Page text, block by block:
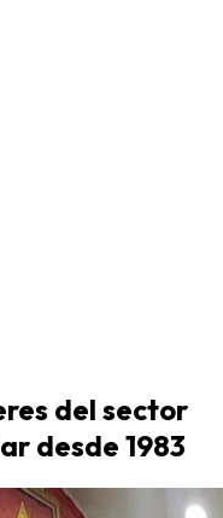
del sector
desde 1983